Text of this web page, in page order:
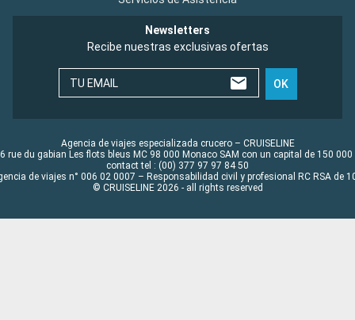
Newsletters
Recibe nuestras exclusivas ofertas
TU EMAIL OK
Agencia de viajes especializada crucero – CRUISELINE
rue du gabian Les flots bleus MC 98 000 Monaco SAM con un capital de 150 000
contact tel : (00) 377 97 97 84 50
de viajes n° 006 02 0007 – Responsabilidad civil y profesional RC RSA de
© CRUISELINE 2026 - all rights reserved